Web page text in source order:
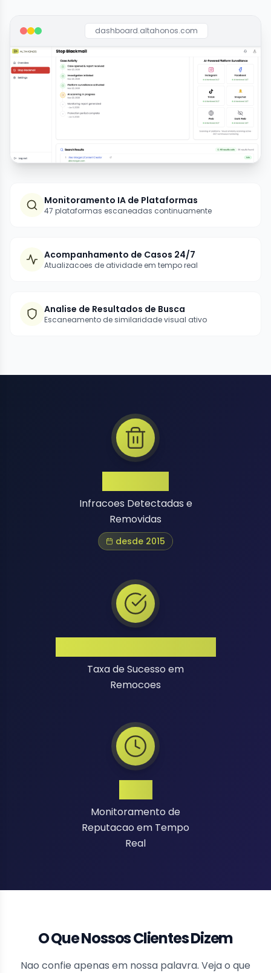
dashboard.altahonos.com
Monitoramento IA de Plataformas
47 plataformas escaneadas continuamente
Acompanhamento de Casos 24/7
Atualizacoes de atividade em tempo real
Analise de Resultados de Busca
Escaneamento de similaridade visual ativo
Infracoes Detectadas e
Removidas
desde 2015
Taxa de Sucesso em
Remocoes
Monitoramento de
Reputacao em Tempo
Real
O Que Nossos Clientes Dizem
Nao confie apenas em nossa palavra. Veja o que